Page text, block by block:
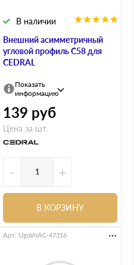
Внешний асимметричный
угловой профиль С58 для
CEDRAL
В наличии
Показать
информацию
139 руб
Цена за шт.
- +
В КОРЗИНУ
Арт. UgoVnAC-47316